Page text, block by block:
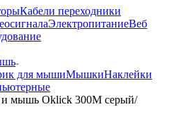
Кабели переходники
ЭлектропитаниеВеб
для мышиМышкиНаклейки
и мышь Oklick 300M серый/